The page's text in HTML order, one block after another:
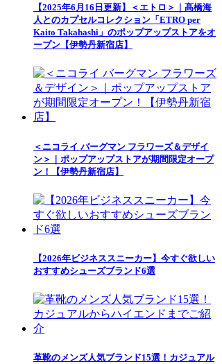
【2025年6月16日更新】＜エトロ＞｜髙橋海
人とのカプセルコレクション「ETRO per
Kaito Takahashi」のポップアップストアをオ
ープン【伊勢丹新宿店】
＜ニコライ バーグマン フラワーズ＆デザイ
ン＞｜ポップアップストアが期間限定オープ
ン！【伊勢丹新宿店】
【2026年ビジネススニーカー】今すぐ欲しい
おすすめシューズブランド6選
革靴のメンズ人気ブランド15選！カジュアル